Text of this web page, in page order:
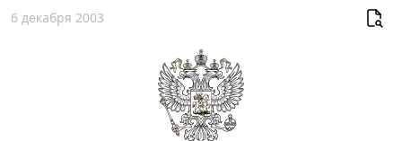
6 декабря 2003